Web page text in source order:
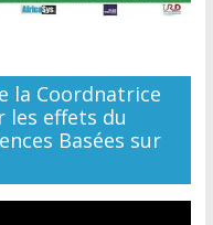
la Coordnatrice
les effets du
Basées sur